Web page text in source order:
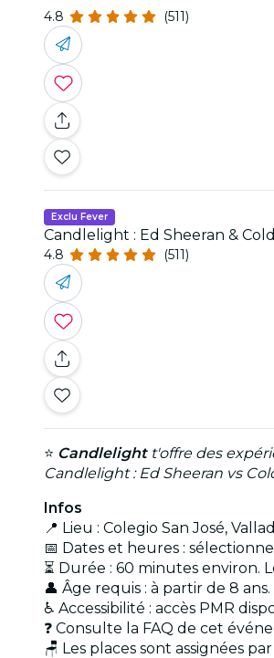
4.8 (511)
Exclu Fever
Candlelight : Ed Sheeran &
4.8 (511)
⭐ Candlelightt'offre des
Candlelight : Ed Sheeran vs
Infos
📍 Lieu : Colegio San José,
📅 Dates et heures :
⏳ Durée : 60 minutes environ.
👤 Âge requis : à partir de 8
♿ Accessibilité : accès PMR
❓ Consulte la FAQ de cet
🪑 Les places sont assignées